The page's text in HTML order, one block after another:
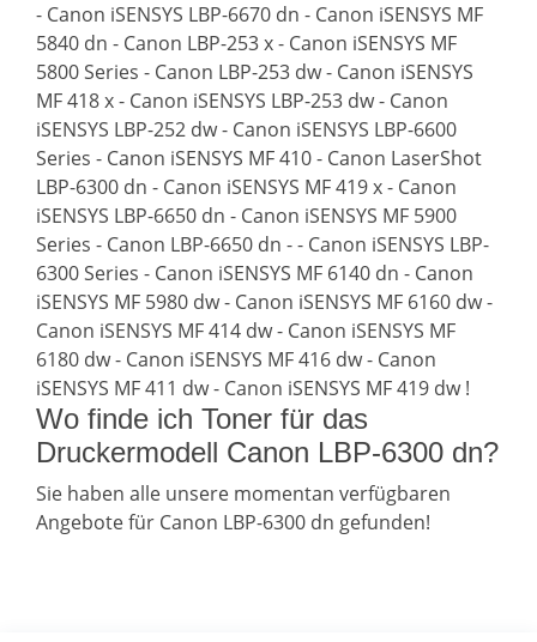
- Canon iSENSYS LBP-6670 dn - Canon iSENSYS MF
5840 dn - Canon LBP-253 x - Canon iSENSYS MF
5800 Series - Canon LBP-253 dw - Canon iSENSYS
MF 418 x - Canon iSENSYS LBP-253 dw - Canon
iSENSYS LBP-252 dw - Canon iSENSYS LBP-6600
Series - Canon iSENSYS MF 410 - Canon LaserShot
LBP-6300 dn - Canon iSENSYS MF 419 x - Canon
iSENSYS LBP-6650 dn - Canon iSENSYS MF 5900
Series - Canon LBP-6650 dn - - Canon iSENSYS LBP-
6300 Series - Canon iSENSYS MF 6140 dn - Canon
iSENSYS MF 5980 dw - Canon iSENSYS MF 6160 dw -
Canon iSENSYS MF 414 dw - Canon iSENSYS MF
6180 dw - Canon iSENSYS MF 416 dw - Canon
iSENSYS MF 411 dw - Canon iSENSYS MF 419 dw !
Wo finde ich Toner für das
Druckermodell Canon LBP-6300 dn?
Sie haben alle unsere momentan verfügbaren
Angebote für Canon LBP-6300 dn gefunden!